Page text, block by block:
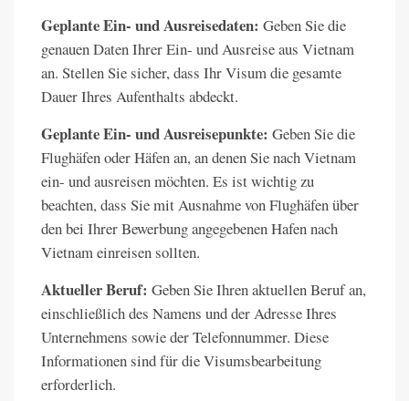
Geplante Ein- und Ausreisedaten: Geben Sie die
genauen Daten Ihrer Ein- und Ausreise aus Vietnam
an. Stellen Sie sicher, dass Ihr Visum die gesamte
Dauer Ihres Aufenthalts abdeckt.
Geplante Ein- und Ausreisepunkte: Geben Sie die
Flughäfen oder Häfen an, an denen Sie nach Vietnam
ein- und ausreisen möchten. Es ist wichtig zu
beachten, dass Sie mit Ausnahme von Flughäfen über
den bei Ihrer Bewerbung angegebenen Hafen nach
Vietnam einreisen sollten.
Aktueller Beruf: Geben Sie Ihren aktuellen Beruf an,
einschließlich des Namens und der Adresse Ihres
Unternehmens sowie der Telefonnummer. Diese
Informationen sind für die Visumsbearbeitung
erforderlich.